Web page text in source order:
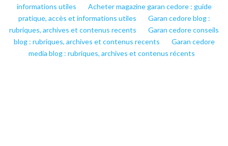
informations utiles
Acheter magazine garan cedore : guide
pratique, accès et informations utiles
Garan cedore blog :
rubriques, archives et contenus recents
Garan cedore conseils
blog : rubriques, archives et contenus recents
Garan cedore
media blog : rubriques, archives et contenus récents